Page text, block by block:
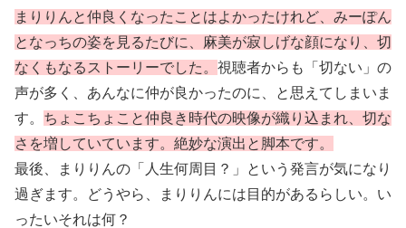
まりりんと仲良くなったことはよかったけれど、みーぽん
となっちの姿を見るたびに、麻美が寂しげな顔になり、切
なくもなるストーリーでした。 視聴者からも「切ない」の
声が多く、あんなに仲が良かったのに、と思えてしまいま
す。 ちょこちょこと仲良き時代の映像が織り込まれ、切な
さを増していています。絶妙な演出と脚本です。
最後、まりりんの「人生何周目？」という発言が気になり
過ぎます。どうやら、まりりんには目的があるらしい。い
ったいそれは何？